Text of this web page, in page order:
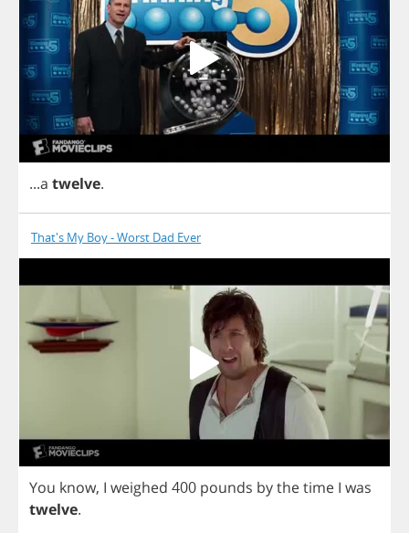
...a twelve.
That's My Boy - Worst Dad Ever
You know, I weighed 400 pounds bythetime I was
twelve.